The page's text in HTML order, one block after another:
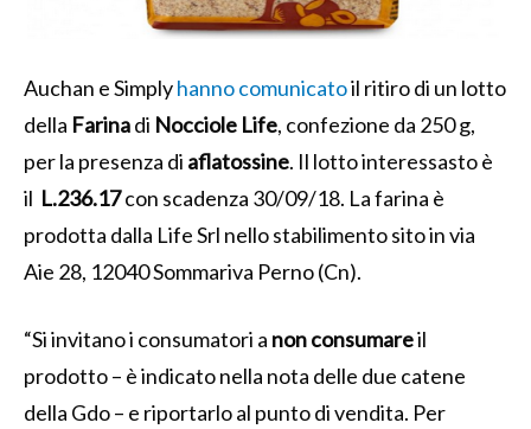
Auchan e Simplyhanno comunicatoil ritiro di un lotto
della Farinadi Nocciole Life, confezione da 250 g,
per la presenza di aflatossine. Il lotto interessasto è
il L.236.17con scadenza 30/09/18. La farina è
prodotta dalla Life Srl nello stabilimento sito in via
Aie 28, 12040 Sommariva Perno (Cn).
“Si invitano i consumatori a non consumareil
prodotto – è indicato nella nota delle due catene
della Gdo – e riportarlo al punto di vendita. Per